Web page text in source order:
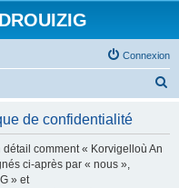
Connexion
de confidentialité
comment « Korvigelloù An
ci-après par « nous »,
» et